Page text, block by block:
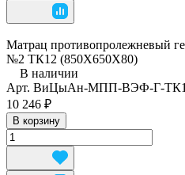
Матрац противопролежневый
№2 ТК12 (850Х650Х80)
В наличии
Арт. ВиЦыАн-МПП-ВЭФ-Г-
10 246 ₽
В корзину